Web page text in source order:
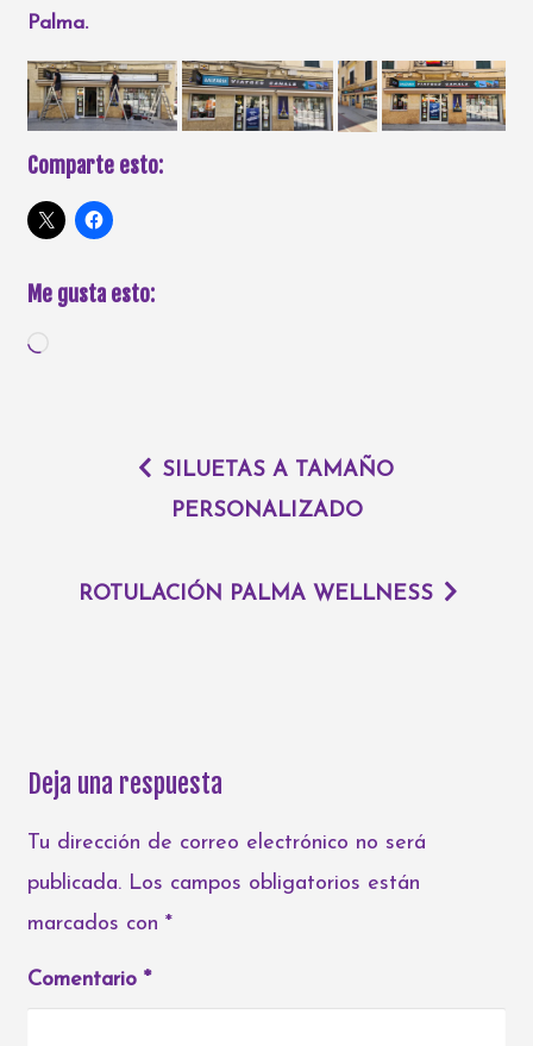
Palma.
Comparte esto:
Me gusta esto:
SILUETAS A TAMAÑO
PERSONALIZADO
ROTULACIÓN PALMA WELLNESS
Deja una respuesta
Tu dirección de correo electrónico no será
publicada. Los campos obligatorios están
marcados con *
Comentario *